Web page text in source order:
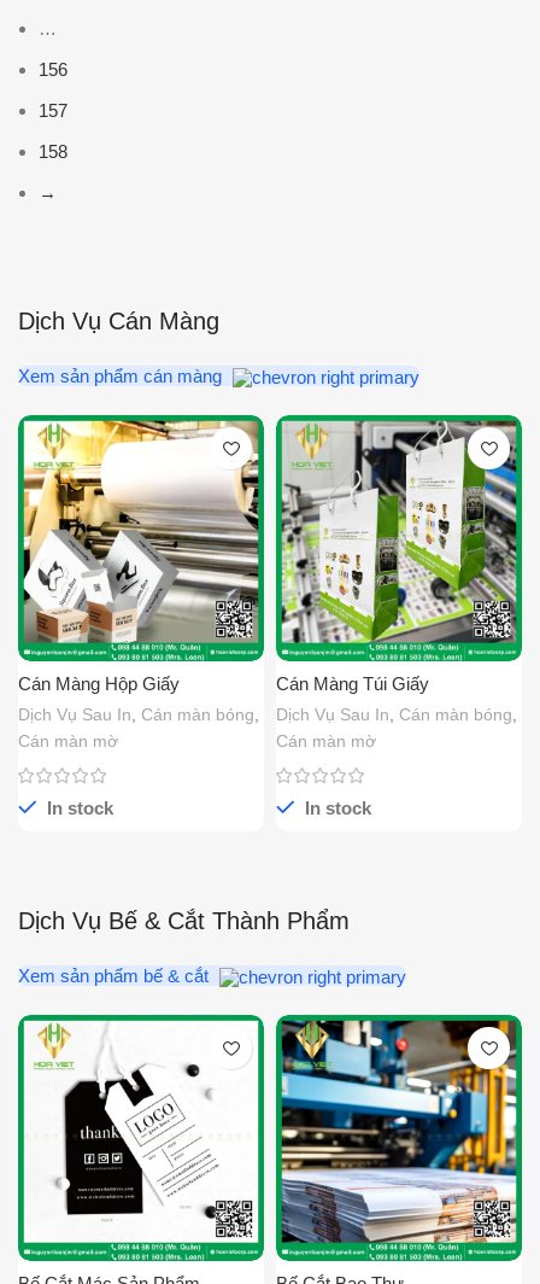
…
156
157
158
→
Dịch Vụ Cán Màng
Xem sản phẩm cán màng
Cán Màng Hộp Giấy
Dịch Vụ Sau In Cán màn bóng
Cán màn mờ
In stock
Cán Màng Túi Giấy
Dịch Vụ Sau In Cán màn bóng
Cán màn mờ
In stock
Dịch Vụ Bế & Cắt Thành Phẩm
Xem sản phẩm bế & cắt